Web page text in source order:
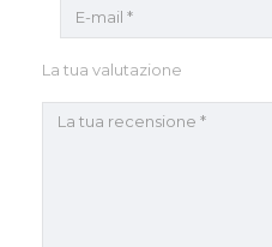
La tua valutazione